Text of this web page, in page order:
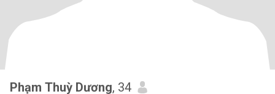
Phạm Thuỳ Dương, 34